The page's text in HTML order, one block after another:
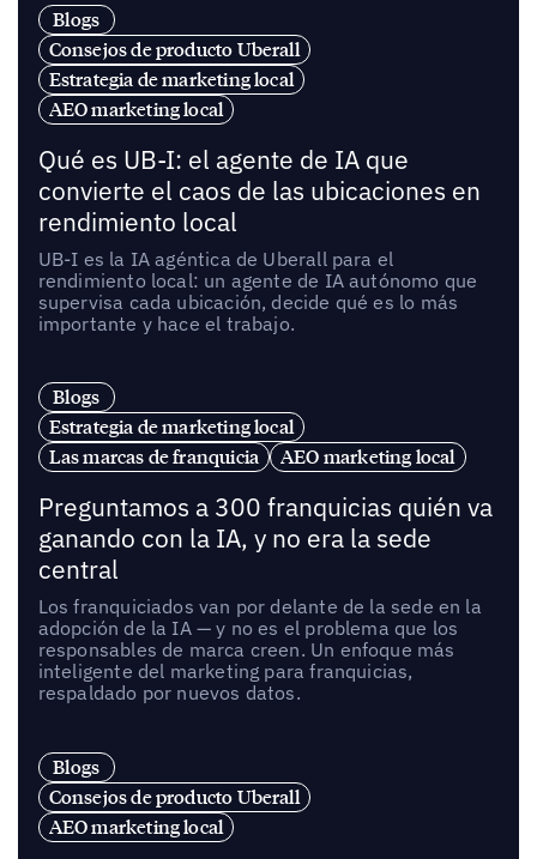
Blogs
Consejos de producto Uberall
Estrategia de marketing local
AEO marketing local
Qué es UB-I: el agente de IA que
convierte el caos de las ubicaciones en
rendimiento local
UB-I es la IA agéntica de Uberall para el
rendimiento local: un agente de IA autónomo que
supervisa cada ubicación, decide qué es lo más
importante y hace el trabajo.
Blogs
Estrategia de marketing local
Las marcas de franquicia
AEO marketing local
Preguntamos a 300 franquicias quién va
ganando con la IA, y no era la sede
central
Los franquiciados van por delante de la sede en la
adopción de la IA — y no es el problema que los
responsables de marca creen. Un enfoque más
inteligente del marketing para franquicias,
respaldado por nuevos datos.
Blogs
Consejos de producto Uberall
AEO marketing local